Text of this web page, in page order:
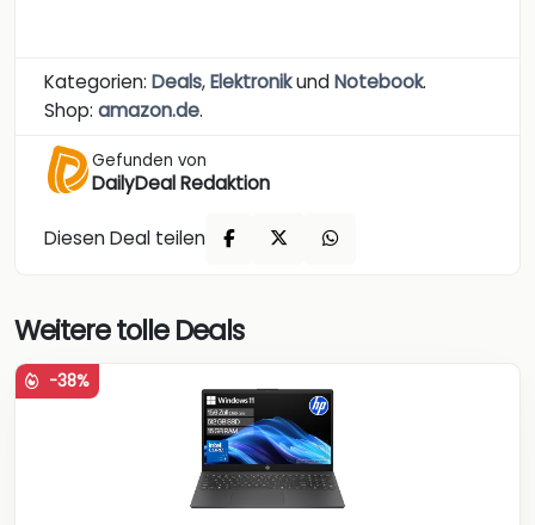
Kategorien: Deals,ElektronikundNotebook.
Shop: amazon.de.
Gefunden von
DailyDeal Redaktion
Diesen Deal teilen
Weitere tolle Deals
-38%